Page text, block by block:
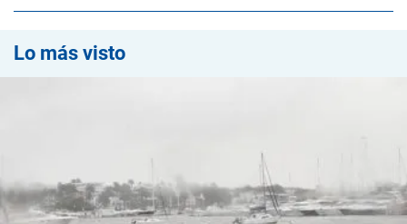
Lo más visto